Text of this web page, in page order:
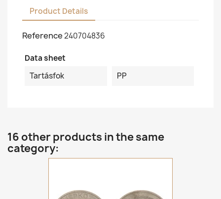
Product Details
Reference240704836
Data sheet
Tartásfok
PP
16 other products in the same
category: